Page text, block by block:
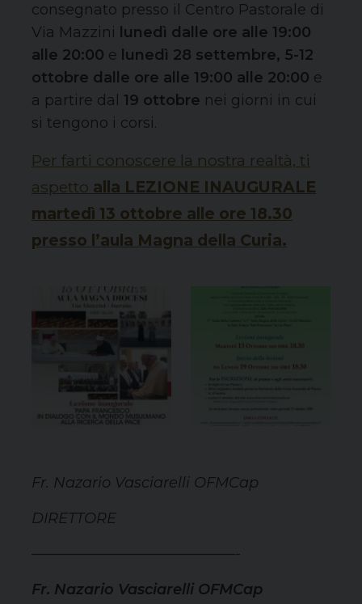
consegnato presso il Centro Pastorale di
Via Mazzini lunedì dalle ore alle 19:00
alle 20:00 e lunedì 28 settembre, 5-12
ottobre dalle ore alle 19:00 alle 20:00 e
a partire dal 19 ottobre nei giorni in cui
si tengono i corsi.
Per farti conoscere la nostra realtà, ti
aspetto alla LEZIONE INAUGURALE
martedì 13 ottobre alle ore 18.30
presso l’aula Magna della Curia.
Fr. Nazario Vasciarelli OFMCap
DIRETTORE
——————————————-
Fr. Nazario Vasciarelli OFMCap